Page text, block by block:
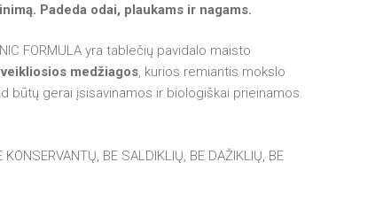
Padeda odai, plaukams ir nagams.
FORMULA yra tablečių pavidalo maisto
medžiagos, kurios remiantis mokslo
būtų gerai įsisavinamos ir biologiškai prieinamos.
BE SALDIKLIŲ, BE DAŽIKLIŲ, BE